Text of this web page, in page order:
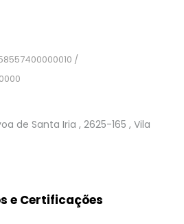
/
de Santa Iria , 2625-165 , Vila
Google Maps correctly.
e Certificações